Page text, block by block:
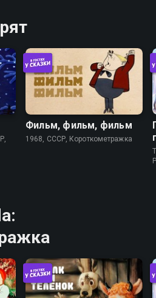
Фильм, фильм, фильм
1968, СССР, Короткометражка